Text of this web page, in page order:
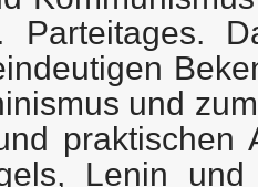
Parteitages.
und
praktischen
Lenin